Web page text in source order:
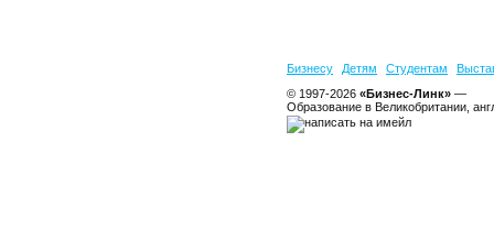
Бизнесу Детям Студентам
© 1997-2026 «Бизнес-Линк» —
Образование в Великобритании,